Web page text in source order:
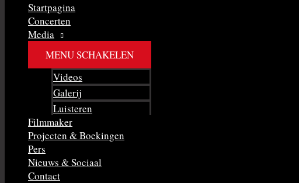
Startpagina
Concerten
Media
MENU SCHAKELEN
Videos
Galerij
Luisteren
Filmmaker
Projecten & Boekingen
Pers
Nieuws & Sociaal
Contact